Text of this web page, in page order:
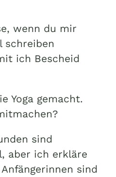
wenn du mir
schreiben
ich Bescheid
Yoga gemacht.
sind
aber ich erkläre
sind